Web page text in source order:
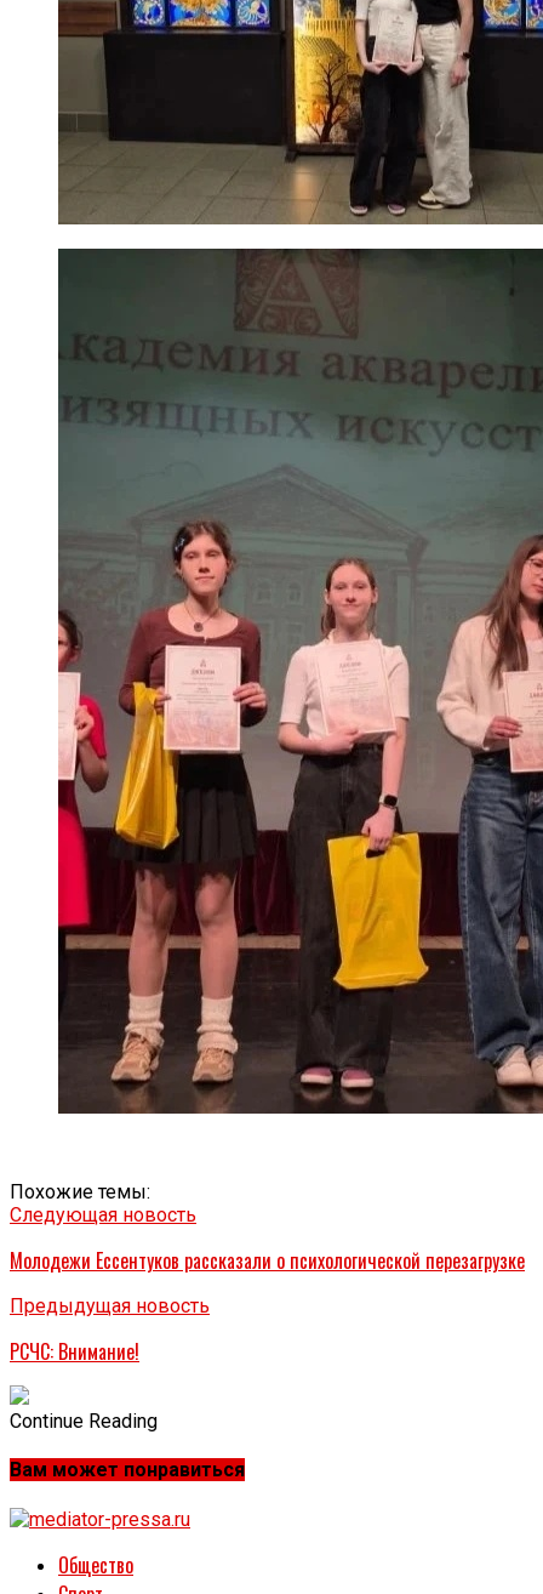
Похожие темы:
Следующая новость
Молодежи Ессентуков рассказали о психологической перезагрузке
Предыдущая новость
РСЧС: Внимание!
Continue Reading
Вам может понравиться
Общество